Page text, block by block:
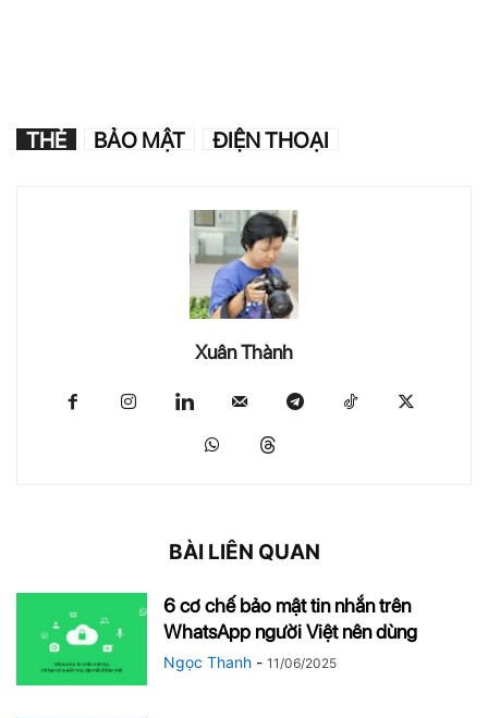
THẺ BẢO MẬT ĐIỆN THOẠI
Xuân Thành
BÀI LIÊN QUAN
6 cơ chế bảo mật tin nhắn trên
WhatsApp người Việt nên dùng
Ngọc Thanh - 11/06/2025